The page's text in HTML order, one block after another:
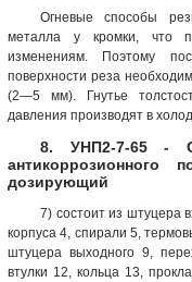
Огневые способы
металла у кромки, что
изменениям. Поэтому
поверхности реза
(2—5 мм). Гнутье
давления производят в
8. УНП2-7-65 -
антикоррозионного
дозирующий
7) состоит из штуцера
корпуса 4, спирали 5,
штуцера выходного 9,
втулки 12, кольца 13,